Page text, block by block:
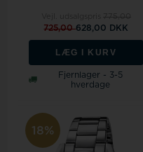
725,00628,00 DKK
LÆG I KURV
Fjernlager - 3-5
hverdage
18%